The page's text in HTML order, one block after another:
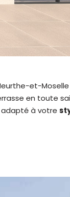
et-Moselle
en toute
adapté à votre